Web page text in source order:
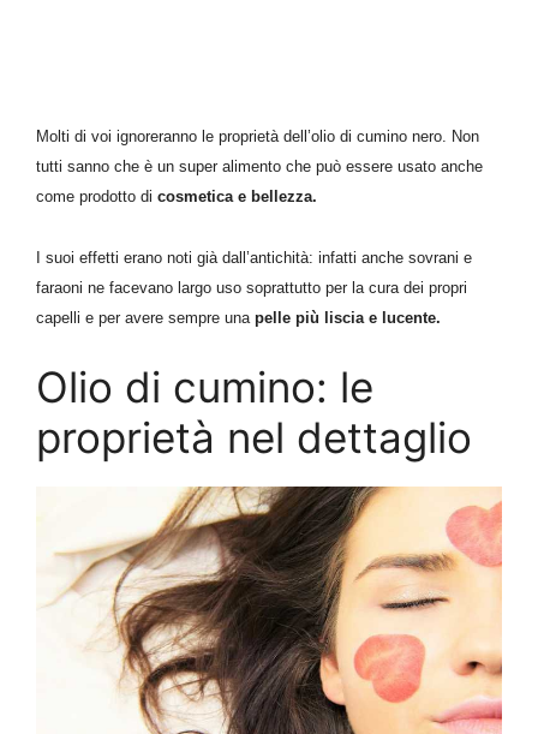
Molti di voi ignoreranno le proprietà dell’olio di cumino nero. Non
tutti sanno che è un super alimento che può essere usato anche
come prodotto di cosmetica e bellezza.
I suoi effetti erano noti già dall’antichità: infatti anche sovrani e
faraoni ne facevano largo uso soprattutto per la cura dei propri
capelli e per avere sempre una pelle più liscia e lucente.
Olio di cumino: le
proprietà nel dettaglio